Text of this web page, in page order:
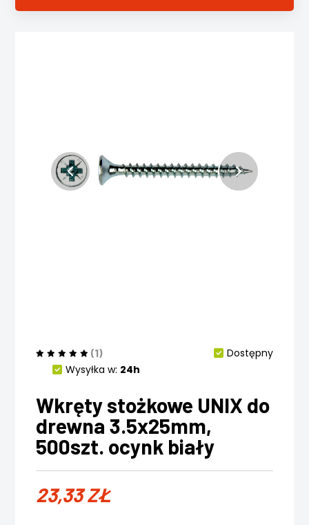
(1)
Dostępny
Wysyłka w: 24h
Wkręty stożkowe UNIX do
drewna 3.5x25mm,
500szt. ocynk biały
23,33ZŁ